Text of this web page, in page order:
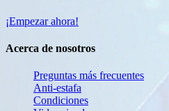
¡Empezar ahora!
Acerca de nosotros
Preguntas más frecuentes
Anti-estafa
Condiciones